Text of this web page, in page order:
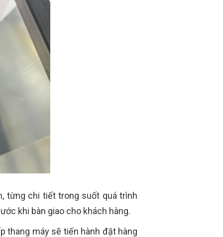
từng chi tiết trong suốt quá trình
khi bàn giao cho khách hàng.
thang máy sẽ tiến hành đặt hàng